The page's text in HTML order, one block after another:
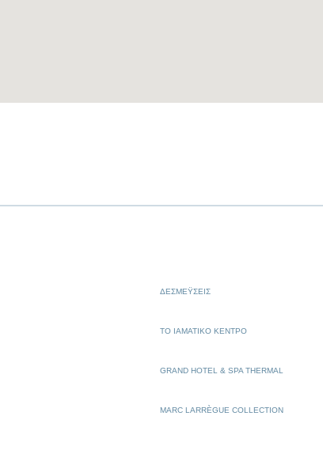
ΔΕΣΜΈΥΣΕΙΣ
ΤΟ ΙΑΜΑΤΙΚΌ ΚΈΝΤΡΟ
GRAND HOTEL & SPA THERMAL
MARC LARRÈGUE COLLECTION